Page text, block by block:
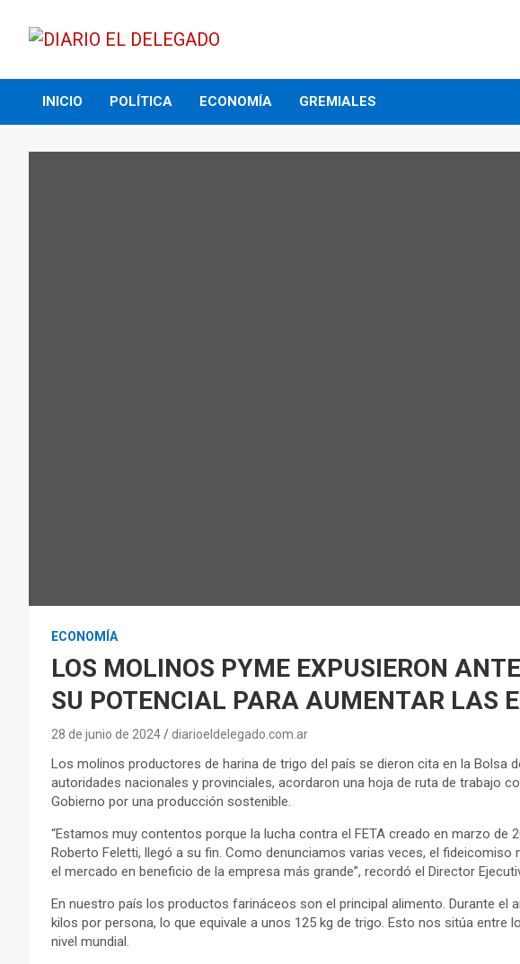
content
DIARIO EL DELEGADO
INICIO POLÍTICA ECONOMÍA GREMIALES
ECONOMÍA
LOS MOLINOS PYME EXPUSIERON
SU POTENCIAL PARA AUMENTAR LAS
28 de junio de 2024 diarioeldelegado.com.ar
Los molinos productores de harina de trigo del país se dieron cita en la Bolsa
autoridades nacionales y provinciales, acordaron una hoja de ruta de trabajo
Gobierno por una producción sostenible.
“Estamos muy contentos porque la lucha contra el FETA creado en marzo de
Roberto Feletti, llegó a su fin. Como denunciamos varias veces, el
el mercado en beneficio de la empresa más grande”, recordó el Director
En nuestro país los productos farináceos son el principal alimento. Durante el
kilos por persona, lo que equivale a unos 125 kg de trigo. Esto nos sitúa entre
nivel mundial.